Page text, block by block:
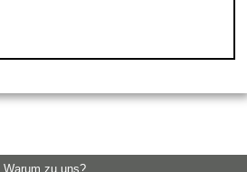
Warum zu uns?